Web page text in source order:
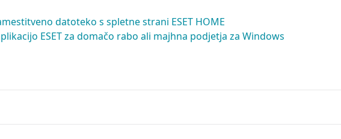
datoteko s spletne strani ESET HOME
ESET za domačo rabo ali majhna podjetja za Windows